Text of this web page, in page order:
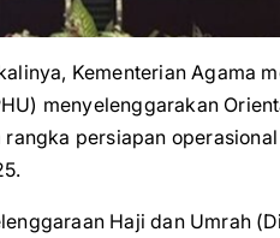
Kementerian Agama
menyelenggarakan
persiapan
Haji dan Umrah